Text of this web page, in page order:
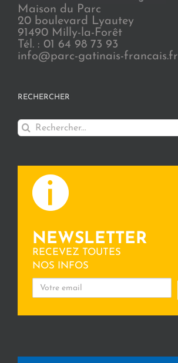
Maison du Parc
20 boulevard Lyautey
91490 Milly-la-Forêt
Tél. : 01 64 98 73 93
info@parc-gatinais-francais.fr
RECHERCHER
Rechercher:
NEWSLETTER
RECEVEZ TOUTES
NOS INFOS